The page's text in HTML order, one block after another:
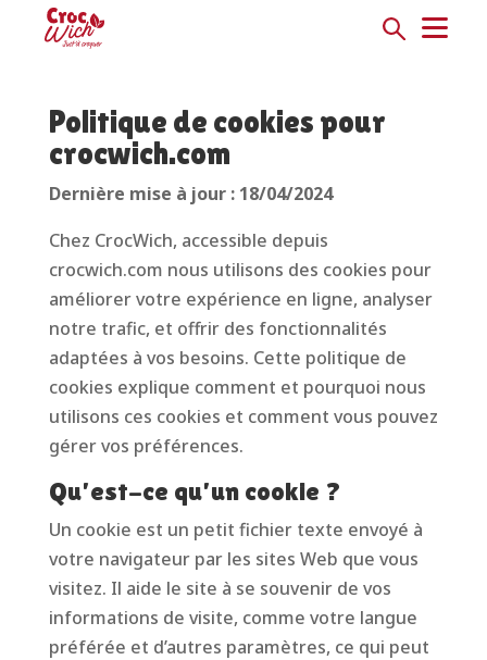
Politique de cookies pour
crocwich.com
Dernière mise à jour : 18/04/2024
Chez CrocWich, accessible depuis
crocwich.com nous utilisons des cookies pour
améliorer votre expérience en ligne, analyser
notre trafic, et offrir des fonctionnalités
adaptées à vos besoins. Cette politique de
cookies explique comment et pourquoi nous
utilisons ces cookies et comment vous pouvez
gérer vos préférences.
Qu’est-ce qu’un cookie ?
Un cookie est un petit fichier texte envoyé à
votre navigateur par les sites Web que vous
visitez. Il aide le site à se souvenir de vos
informations de visite, comme votre langue
préférée et d’autres paramètres, ce qui peut